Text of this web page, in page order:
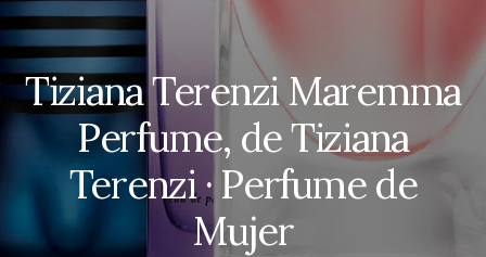
Tiziana Terenzi Maremma
Perfume, de Tiziana
Terenzi · Perfume de
Mujer